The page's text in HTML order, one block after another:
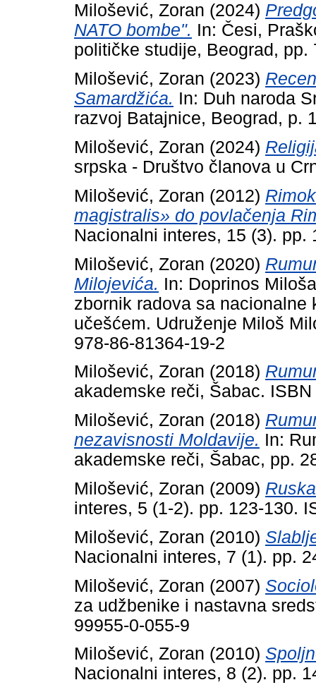
Milošević, Zoran (2024)
NATO bombe". In: Česi,
političke studije, Beograd, pp.
Milošević, Zoran (2023)
Samardžića. In: Duh naroda
razvoj Batajnice, Beograd, p.
Milošević, Zoran (2024)
srpska - Društvo članova u
Milošević, Zoran (2012)
magistralis» do povlačenja
Nacionalni interes, 15 (3). pp.
Milošević, Zoran (2020)
Milojevića. In: Doprinos
zbornik radova sa nacionalne
učešćem. Udruženje Miloš
978-86-81364-19-2
Milošević, Zoran (2018)
akademske reči, Šabac.
Milošević, Zoran (2018)
nezavisnosti Moldavije. In:
akademske reči, Šabac, pp.
Milošević, Zoran (2009)
interes, 5 (1-2). pp. 123-130.
Milošević, Zoran (2010)
Nacionalni interes, 7 (1). pp.
Milošević, Zoran (2007)
za udžbenike i nastavna
99955-0-055-9
Milošević, Zoran (2010)
Nacionalni interes, 8 (2). pp.